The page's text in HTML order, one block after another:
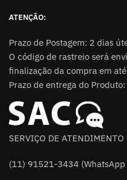
ATENÇÃO:
Prazo de Postagem: 2 dias
O código de rastreio será
finalização da compra em
Prazo de entrega do
SERVIÇO DE
(11) 91521-3434 (WhatsApp